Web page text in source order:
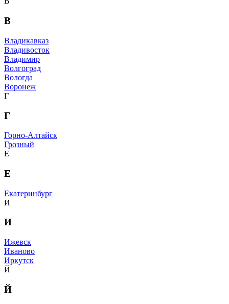
В
Владикавказ
Владивосток
Владимир
Волгоград
Вологда
Воронеж
Г
Г
Горно-Алтайск
Грозный
Е
Е
Екатеринбург
И
И
Ижевск
Иваново
Иркутск
Й
Й